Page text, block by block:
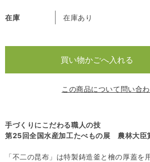
在庫 在庫あり
この商品について問い合
手づくりにこだわる職人の技
第25回全国水産加工たべもの展 農林大臣
「不二の昆布」は特製鋳造釜と檜の厚蓋を